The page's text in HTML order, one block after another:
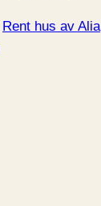
Rent hus av Alia